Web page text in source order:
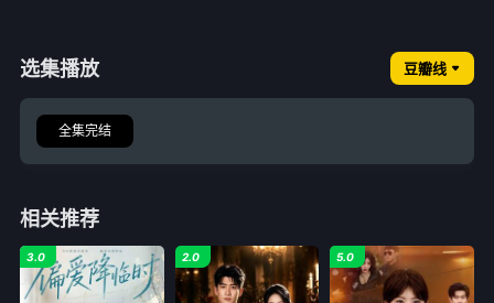
选集播放 豆瓣线
全集完结
相关推荐
3.0 2.0 5.0